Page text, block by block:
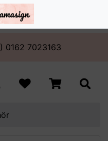
0162 7023163